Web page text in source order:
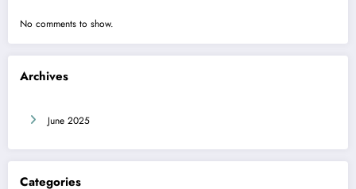
No comments to show.
Archives
June 2025
Categories